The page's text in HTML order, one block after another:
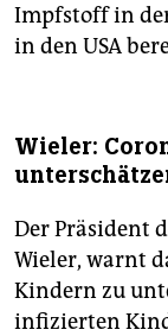
Impfstoff in der
in den USA
Wieler:
Der Präsident
Wieler, warnt
Kindern zu
infizierten